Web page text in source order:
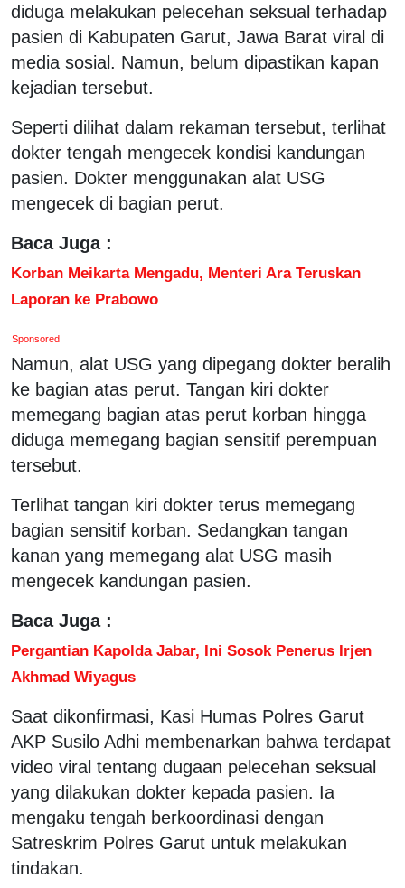
diduga melakukan pelecehan seksual terhadap
pasien di Kabupaten Garut, Jawa Barat viral di
media sosial. Namun, belum dipastikan kapan
kejadian tersebut.
Seperti dilihat dalam rekaman tersebut, terlihat
dokter tengah mengecek kondisi kandungan
pasien. Dokter menggunakan alat USG
mengecek di bagian perut.
Baca Juga :
Korban Meikarta Mengadu, Menteri Ara Teruskan
Laporan ke Prabowo
Sponsored
Namun, alat USG yang dipegang dokter beralih
ke bagian atas perut. Tangan kiri dokter
memegang bagian atas perut korban hingga
diduga memegang bagian sensitif perempuan
tersebut.
Terlihat tangan kiri dokter terus memegang
bagian sensitif korban. Sedangkan tangan
kanan yang memegang alat USG masih
mengecek kandungan pasien.
Baca Juga :
Pergantian Kapolda Jabar, Ini Sosok Penerus Irjen
Akhmad Wiyagus
Saat dikonfirmasi, Kasi Humas Polres Garut
AKP Susilo Adhi membenarkan bahwa terdapat
video viral tentang dugaan pelecehan seksual
yang dilakukan dokter kepada pasien. Ia
mengaku tengah berkoordinasi dengan
Satreskrim Polres Garut untuk melakukan
tindakan.